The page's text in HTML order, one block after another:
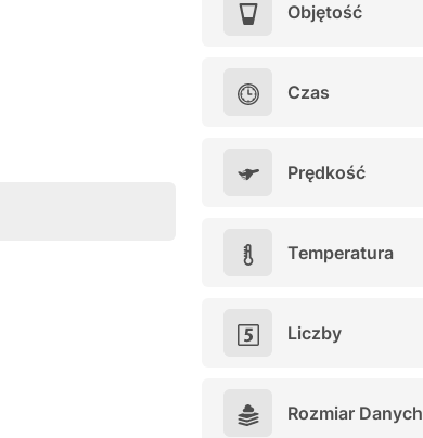
Objętość
Czas
Prędkość
Temperatura
Liczby
Rozmiar Danych